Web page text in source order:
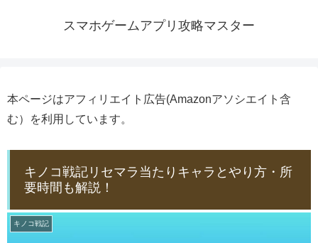
スマホゲームアプリ攻略マスター
本ページはアフィリエイト広告(Amazonアソシエイト含
む）を利用しています。
キノコ戦記リセマラ当たりキャラとやり方・所
要時間も解説！
キノコ戦記